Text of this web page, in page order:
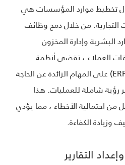
تخطيط موارد المؤسسات هي
التجارية. من خلال دمج وظائف
البشرية وإدارة المخزون
العملاء ، تقضي أنظمة
تخطيط موارد المؤسسات (ERP) على المهام الزائدة عن الحاجة
رؤية شاملة للعمليات. هذا
من احتمالية الأخطاء ، مما يؤدي
وزيادة الكفاءة.
التقارير